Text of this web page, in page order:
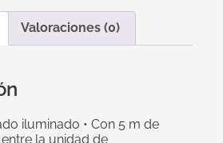
Valoraciones (0)
iluminado • Con 5 m de
la unidad de